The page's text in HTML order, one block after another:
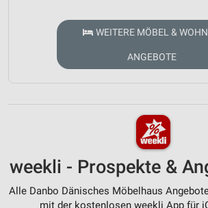
WEITERE MÖBEL &
ANGEBOTE
weekli - Prospekte &
Alle Danbo Dänisches Möbelhaus
mit der kostenlosen weekli App für